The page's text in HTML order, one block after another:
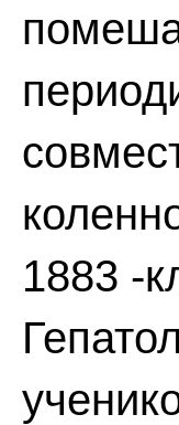
1883 -